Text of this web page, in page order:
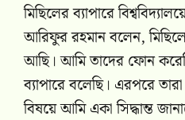
মিছিলের ব্যাপারে
আরিফুর রহমান বলেন,
আছি। আমি তাদের ফোন
ব্যাপারে বলেছি। এরপরে
বিষয়ে আমি একা সিদ্ধান্ত